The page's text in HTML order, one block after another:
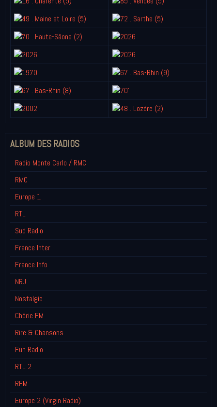
ALBUM DES RADIOS
Radio Monte Carlo / RMC
RMC
Europe 1
RTL
Sud Radio
France Inter
France Info
NRJ
Nostalgie
Chérie FM
Rire & Chansons
Fun Radio
RTL 2
RFM
Europe 2 (Virgin Radio)